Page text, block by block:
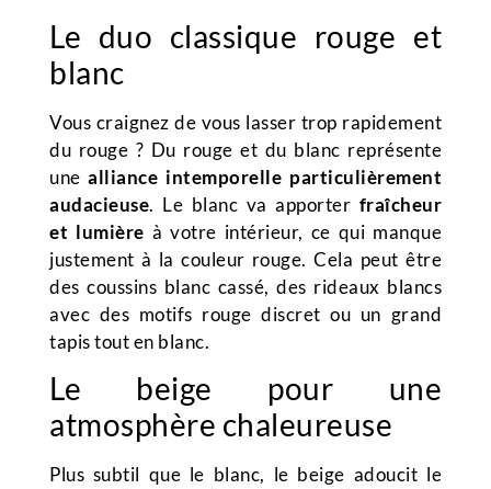
Le duo classique rouge et
blanc
Vous craignez de vous lasser trop rapidement
du rouge ? Du rouge et du blanc représente
unealliance intemporelle particulièrement
audacieuse. Le blanc va apporter fraîcheur
et lumière à votre intérieur, ce qui manque
justement à la couleur rouge. Cela peut être
des coussins blanc cassé, des rideaux blancs
avec des motifs rouge discret ou un grand
tapis tout en blanc.
Le beige pour une
atmosphère chaleureuse
Plus subtil que le blanc, le beige adoucit le